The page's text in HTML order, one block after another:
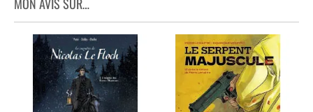
MON AVIS SUR…